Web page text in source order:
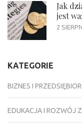
Jak
jest
2
KATEGORIE
BIZNES I
EDUKACJA I ROZWÓJ